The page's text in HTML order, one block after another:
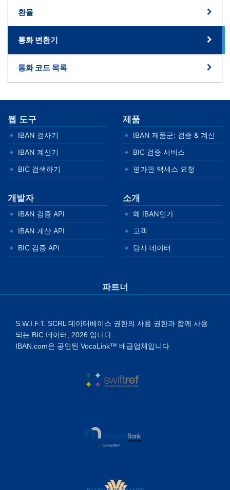
환율
통화 변환기
통화 코드 목록
웹 도구
IBAN 검사기
IBAN 계산기
BIC 검색하기
제품
IBAN 제품군: 검증 & 계산
BIC 검증 서비스
평가판 액세스 요청
개발자
IBAN 검증 API
IBAN 계산 API
BIC 검증 API
소개
왜 IBAN인가
고객
당사 데이터
파트너
S.W.I.F.T. SCRL 데이터베이스 권한의 사용 권한과 함께 사용
되는 BIC 데이터, 2026 입니다.
IBAN.com은 공인된 VocaLink™ 배급업체입니다